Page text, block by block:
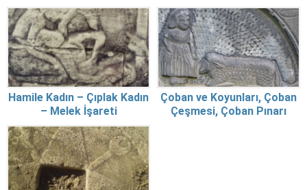
Hamile Kadın – Çıplak Kadın
– Melek İşareti
Çoban ve Koyunları, Çoban
Çeşmesi, Çoban Pınarı